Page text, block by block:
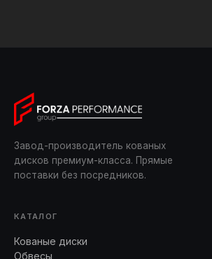
Завод-производитель кованых
дисков премиум-класса. Прямые
поставки без посредников.
КАТАЛОГ
Кованые диски
Обвесы